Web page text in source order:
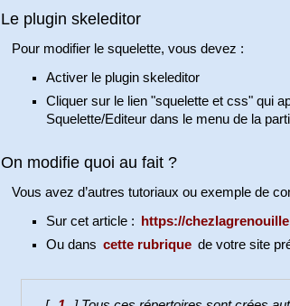
Le plugin skeleditor
Pour modifier le squelette, vous devez :
Activer le plugin skeleditor
Cliquer sur le lien "squelette et css" qui
Squelette/Editeur dans le menu de la
On modifie quoi au fait ?
Vous avez d’autres tutoriaux ou exemple de
Sur cet article :
https://
Ou dans cette rubrique de votre site